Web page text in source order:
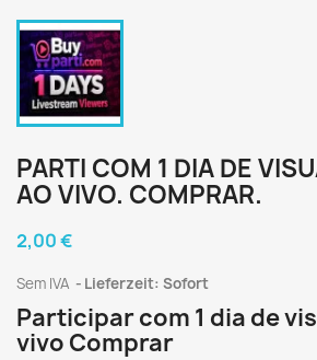
PARTI COM 1 DIA DE
AO VIVO. COMPRAR.
2,00 €
Sem IVA Lieferzeit: Sofort
Participar com 1 dia de
vivo Comprar